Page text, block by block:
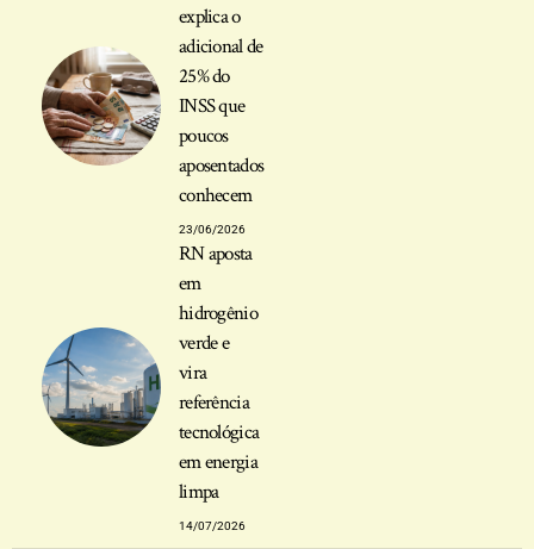
explica o
adicional de
25% do
INSS que
poucos
aposentados
conhecem
23/06/2026
RN aposta
em
hidrogênio
verde e
vira
referência
tecnológica
em energia
limpa
14/07/2026